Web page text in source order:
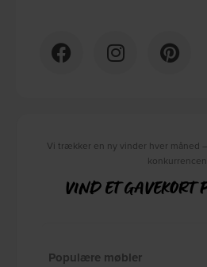
Vi trækker en ny vinder hver måned
VIND ET GAVEKORT
Populære møbler